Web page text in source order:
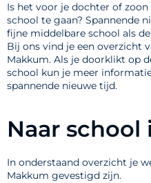
Is het voor je dochter of
school te gaan? Spannende
fijne middelbare school als
Bij ons vind je een overzicht
Makkum. Als je doorklikt op
school kun je meer
spannende nieuwe tijd.
Naar
In onderstaand overzicht je
Makkum gevestigd zijn.